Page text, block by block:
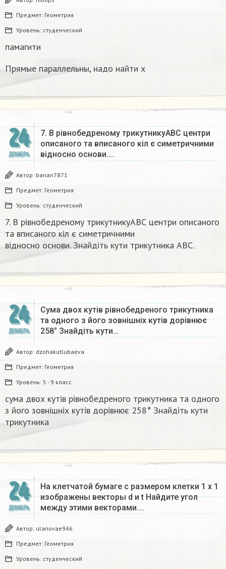
Предмет: Геометрия
Уровень: студенческий
памагити
Прямые параллельны, надо найти x
24
ДЕКАБРЬ
7. В рівнобедреному трикутникуАВС центри
описаного та вписаного кіл є симетричними
відносно основи….
Автор: banan7871
Предмет: Геометрия
Уровень: студенческий
7. В рівнобедреному трикутникуАВС центри описаного
та вписаного кіл є симетричними
відносно основи. Знайдіть кути трикутника ABC.​
24
ДЕКАБРЬ
Сума двох кутів рівнобедреного трикутника
та одного з його зовнішніх кутів дорівнює
258° Знайдіть кути…
Автор: dzohakutlubaeva
Предмет: Геометрия
Уровень: 5 - 9 класс
сума двох кутів рівнобедреного трикутника та одного
з його зовнішніх кутів дорівнює 258° Знайдіть кути
трикутника​
24
ДЕКАБРЬ
На клетчатой бумаге с размером клетки 1 x 1
изображены векторы d и t Найдите угол
между этими векторами….
Автор: ulanovae946
Предмет: Геометрия
Уровень: студенческий